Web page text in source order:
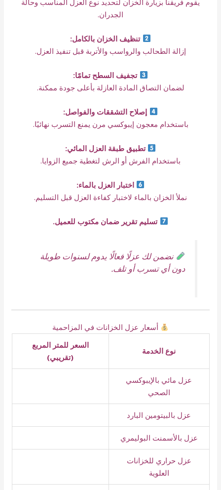
الجدران.
تنظيف الخزان بالكامل:
إزالة الطحالب والرواسب والأتربة قبل تنفيذ العزل.
تجفيف السطح تمامًا:
لضمان التصاق المادة العازلة بأعلى جودة ممكنة.
إصلاح التشققات والفواصل:
باستخدام معجون إيبوكسي مرن يمنع التسرب نهائيًا.
تطبيق طبقة العزل المائي:
باستخدام الفرش أو الرش لتغطية جميع الزوايا.
اختبار العزل بالماء:
نملأ الخزان بالماء لاختبار كفاءة العزل قبل التسليم.
تسليم تقرير ضمان مكتوب للعميل.
نضمن لك عزلًا فعالًا يدوم لسنوات طويلة
دون أي تسرب أو تلف.
أسعار عزل الخزانات في المزاحمية
نوع الخدمة
السعر للمتر المربع
(تقريبي)
عزل مائي بالإيبوكسي
الصحي
عزل بالبيتومين البارد
عزل بالأسمنت البوليمري
عزل حراري للخزانات
العلوية